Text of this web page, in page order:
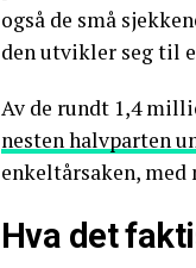
også de små
den utvikler seg til
Av de rundt 1,4
nesten halvparten
enkeltårsaken,
Hva det